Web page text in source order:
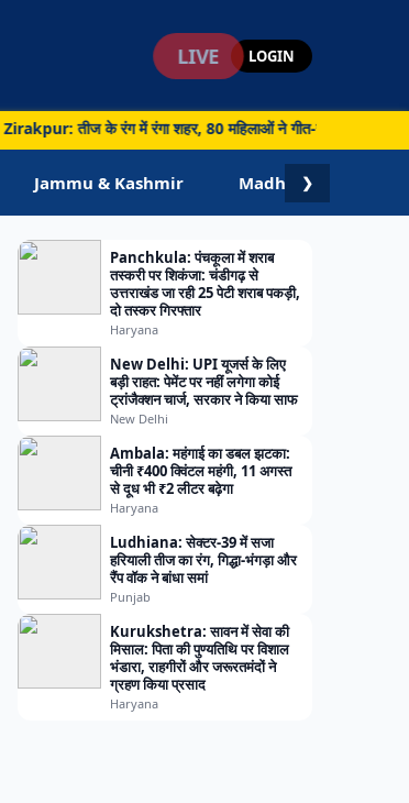
LIVE LOGIN
तीज के रंग में रंगा शहर, 80 महिलाओं ने गीत-संगीत और नृत्य के
Jammu & Kashmir Madhya Pradesh
❯
Panchkula: पंचकूला में शराब
तस्करी पर शिकंजा: चंडीगढ़ से
उत्तराखंड जा रही 25 पेटी शराब पकड़ी,
दो तस्कर गिरफ्तार
Haryana
New Delhi: UPI यूजर्स के लिए
बड़ी राहत: पेमेंट पर नहीं लगेगा कोई
ट्रांजैक्शन चार्ज, सरकार ने किया साफ
New Delhi
Ambala: महंगाई का डबल झटका:
चीनी ₹400 क्विंटल महंगी, 11 अगस्त
से दूध भी ₹2 लीटर बढ़ेगा
Haryana
Ludhiana: सेक्टर-39 में सजा
हरियाली तीज का रंग, गिद्धा-भंगड़ा और
रैंप वॉक ने बांधा समां
Punjab
Kurukshetra: सावन में सेवा की
मिसाल: पिता की पुण्यतिथि पर विशाल
भंडारा, राहगीरों और जरूरतमंदों ने
ग्रहण किया प्रसाद
Haryana